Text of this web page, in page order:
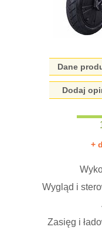
Dane
Dodaj
+
Wygląd i
Zasięg i